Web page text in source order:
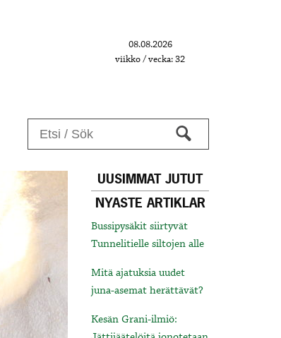
08.08.2026
viikko / vecka: 32
UUSIMMAT JUTUT
NYASTE ARTIKLAR
Bussipysäkit siirtyvät
Tunnelitielle siltojen alle
Mitä ajatuksia uudet
juna-asemat herättävät?
Kesän Grani-ilmiö: